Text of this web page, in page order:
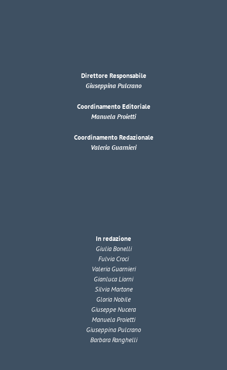
Direttore Responsabile
Giuseppina Pulcrano
Coordinamento Editoriale
Manuela Proietti
Coordinamento Redazionale
Valeria Guarnieri
In redazione
Giulia Bonelli
Fulvia Croci
Valeria Guarnieri
Gianluca Liorni
Silvia Martone
Gloria Nobile
Giuseppe Nucera
Manuela Proietti
Giuseppina Pulcrano
Barbara Ranghelli